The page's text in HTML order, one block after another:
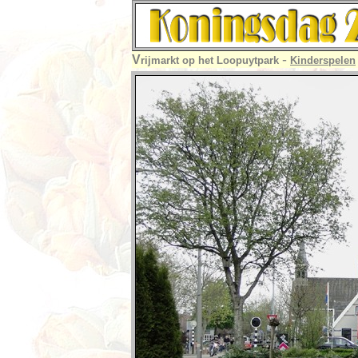
Vrijmarkt op het Loopuytpark - Kinderspelen